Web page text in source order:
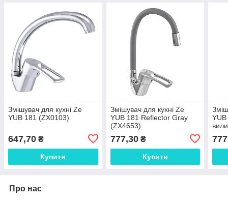
Змішувач для кухні Ze
YUB 181 (ZX0103)
647,70 ₴
Купити
Змішувач для кухні Ze
YUB 181 Reflector Gray
(ZX4653)
777,30₴
Купити
YUB
Про нас